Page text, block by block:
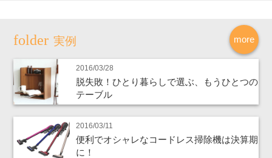
more
実例
2016/03/28
脱失敗！ひとり暮らしで選ぶ、もうひとつの
テーブル
2016/03/11
便利でオシャレなコードレス掃除機は決算期
に！